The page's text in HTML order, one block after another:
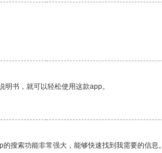
书，就可以轻松使用这款app。
搜索功能非常强大，能够快速找到我需要的信息。